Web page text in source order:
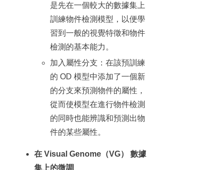
是先在一個較大的數據集上
訓練物件檢測模型，以便學
習到一般的視覺特徵和物件
檢測的基本能力。
加入屬性分支：在該預訓練
的 OD 模型中添加了一個新
的分支來預測物件的屬性，
從而使模型在進行物件檢測
的同時也能辨識和預測出物
件的某些屬性。
在 Visual Genome（VG） 數據
集上的微調